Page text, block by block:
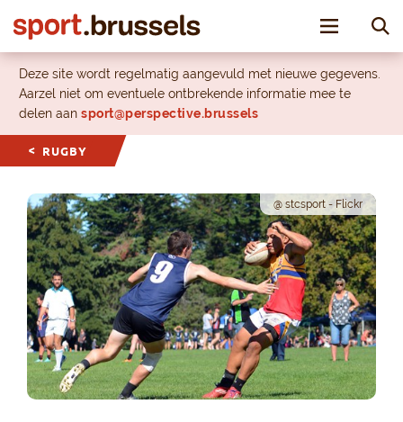
Toggle
Deze site wordt regelmatig aangevuld met nieuwe gegevens.
Aarzel niet om eventuele ontbrekende informatie mee te
delen aan sport@perspective.brussels
RUGBY
@ stcsport - Flickr